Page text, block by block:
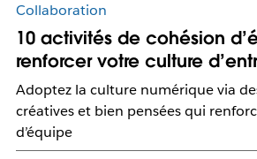
Collaboration
10 activités de cohésion
renforcer votre culture
Adoptez la culture numérique via
créatives et bien pensées qui
d’équipe